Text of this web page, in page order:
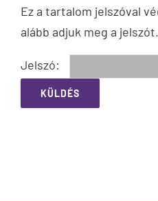
Ez a tartalom jelszóval
alább adjuk meg a jelszót.
Jelszó: